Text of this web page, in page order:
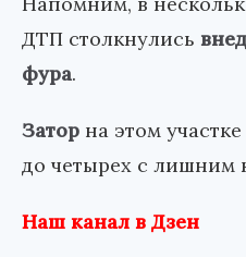
ДТП столкнулись
фура.
Затор на этом
до четырех с лишним
Наш канал в Дзен